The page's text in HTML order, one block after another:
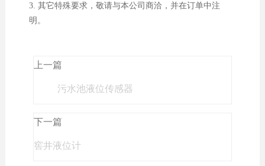
3. 其它特殊要求，敬请与本公司商洽，并在订单中注
明。
上一篇
污水池液位传感器
下一篇
窖井液位计